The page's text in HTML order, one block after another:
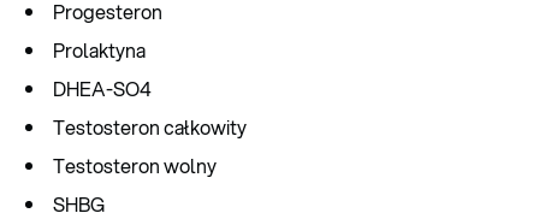
Progesteron
Prolaktyna
DHEA-SO4
Testosteron całkowity
Testosteron wolny
SHBG